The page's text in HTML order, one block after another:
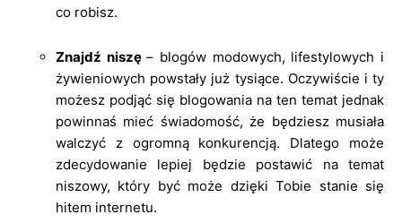
co robisz.
Znajdź niszę– blogów modowych, lifestylowych i
żywieniowych powstały już tysiące. Oczywiście i ty
możesz podjąć się blogowania na ten temat jednak
powinnaś mieć świadomość, że będziesz musiała
walczyć z ogromną konkurencją. Dlatego może
zdecydowanie lepiej będzie postawić na temat
niszowy, który być może dzięki Tobie stanie się
hitem internetu.